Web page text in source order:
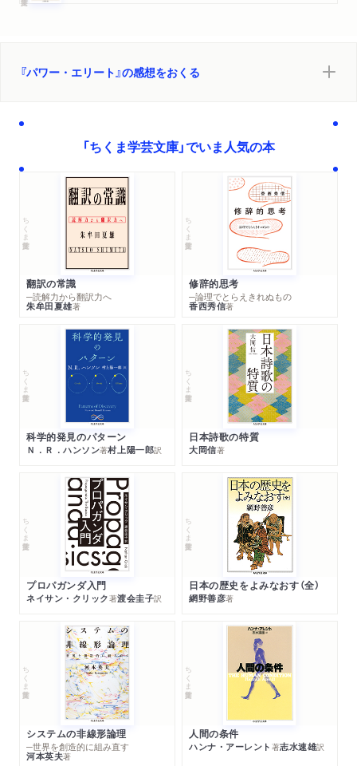
『パワー・エリート』の感想をおくる
「ちくま学芸文庫」でいま人気の本
ちくま学芸文庫
翻訳の常識
─読解力から翻訳力へ
朱牟田夏雄著
ちくま学芸文庫
修辞的思考
─論理でとらえきれぬもの
香西秀信著
ちくま学芸文庫
科学的発見のパターン
Ｎ．Ｒ．ハンソン著村上陽一郎訳
ちくま学芸文庫
日本詩歌の特質
大岡信著
ちくま学芸文庫
プロパガンダ入門
ネイサン・クリック著渡会圭子訳
ちくま学芸文庫
日本の歴史をよみなおす（全）
網野善彦著
ちくま学芸文庫
システムの非線形論理
─世界を創造的に組み直す
河本英夫著
ちくま学芸文庫
人間の条件
ハンナ・アーレント 著志水速雄訳